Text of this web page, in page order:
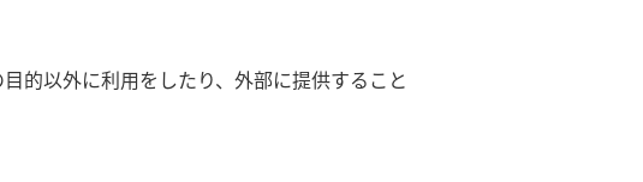
的以外に利用をしたり、外部に提供すること